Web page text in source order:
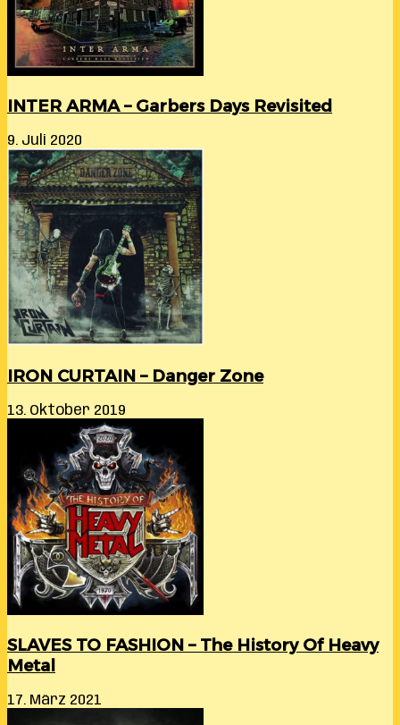
INTER ARMA – Garbers Days Revisited
9. Juli 2020
IRON CURTAIN – Danger Zone
13. Oktober 2019
SLAVES TO FASHION – The History Of Heavy
Metal
17. März 2021